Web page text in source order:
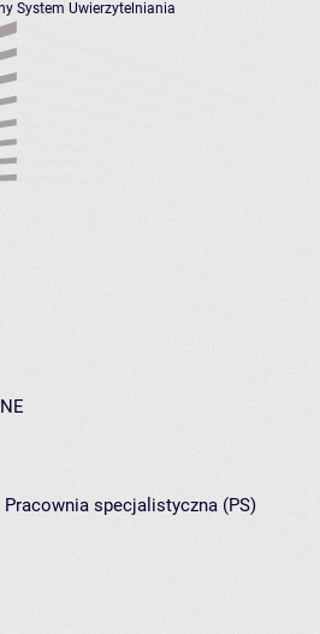
System Uwierzytelniania
specjalistyczna (PS)